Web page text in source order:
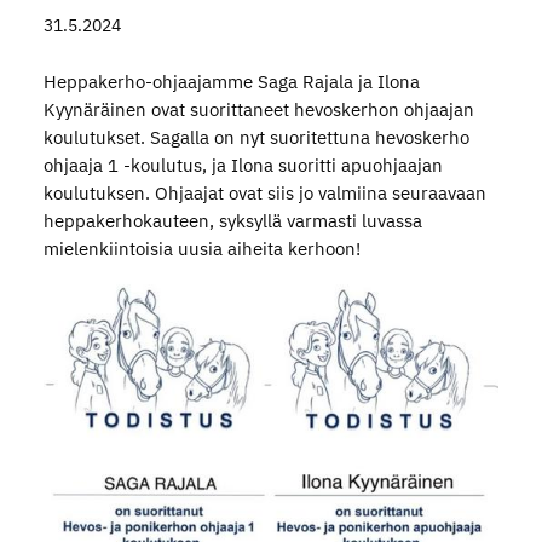
31.5.2024
Heppakerho-ohjaajamme Saga Rajala ja Ilona
Kyynäräinen ovat suorittaneet hevoskerhon ohjaajan
koulutukset. Sagalla on nyt suoritettuna hevoskerho
ohjaaja 1 -koulutus, ja Ilona suoritti apuohjaajan
koulutuksen. Ohjaajat ovat siis jo valmiina seuraavaan
heppakerhokauteen, syksyllä varmasti luvassa
mielenkiintoisia uusia aiheita kerhoon!